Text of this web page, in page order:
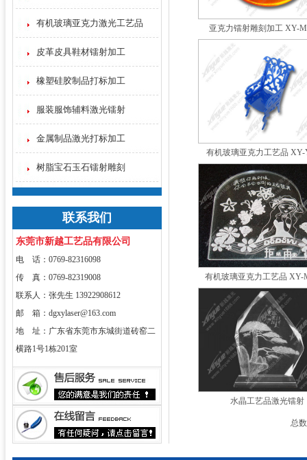
有机玻璃亚克力激光工艺品
皮革皮具鞋材镭射加工
橡塑硅胶制品打标加工
服装服饰辅料激光镭射
金属制品激光打标加工
树脂宝石玉石镭射雕刻
联系我们
东莞市新越工艺品有限公司
电 话：0769-82316098
传 真：0769-82319008
联系人：张先生 13922908612
邮 箱：dgxylaser@163.com
地 址：广东省东莞市东城街道砖窑二
横路1号1栋201室
亚克力镭射雕刻加工 XY-
有机玻璃亚克力工艺品 XY-
有机玻璃亚克力工艺品 XY-
水晶工艺品激光镭射
总